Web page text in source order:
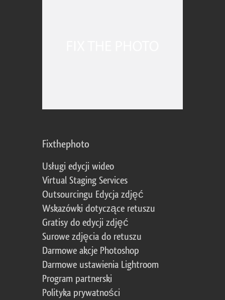
Fixthephoto
Usługi edycji wideo
Virtual Staging Services
Outsourcingu Edycja zdjęć
Wskazówki dotyczące retuszu
Gratisy do edycji zdjęć
Surowe zdjęcia do retuszu
Darmowe akcje Photoshop
Darmowe ustawienia Lightroom
Program partnerski
Polityka prywatności